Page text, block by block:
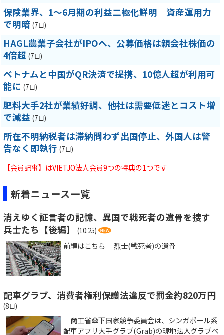
保険業界、1～6月期の利益二極化鮮明 資産運用力
で明暗 (7日)
HAGL農業子会社がIPOへ、公募価格は親会社株価の
4倍超 (7日)
ベトナムと中国がQR決済で提携、10億人超が利用可
能に (7日)
肥料大手2社が業績好調、他社は需要低迷とコスト増
で減益 (7日)
所在不明納税者は滞納問わず出国停止、外国人は警
告なく即執行 (7日)
【会員記事】はVIETJO法人会員9つの特典の1つです
新着ニュース一覧
消えゆく証言者の記憶、異国で戦死者の遺骨を捜す
兵士たち【後編】
(10:25)
前編はこちら 烈士(戦死者)の遺骨
配車グラブ、消費者権利保護法違反で罰金約820万円
(8日)
商工省傘下国家競争委員会は、シンガポール系
配車アプリ大手グラブ(Grab)の現地法人グラブベ